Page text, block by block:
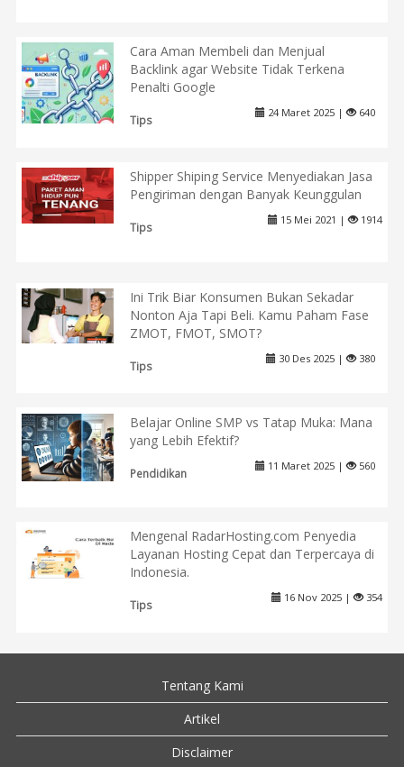
Cara Aman Membeli dan Menjual
Backlink agar Website Tidak Terkena
Penalti Google
Tips
24 Maret 2025 | 640
Shipper Shiping Service Menyediakan Jasa
Pengiriman dengan Banyak Keunggulan
Tips
15 Mei 2021 | 1914
Ini Trik Biar Konsumen Bukan Sekadar
Nonton Aja Tapi Beli. Kamu Paham Fase
ZMOT, FMOT, SMOT?
Tips
30 Des 2025 | 380
Belajar Online SMP vs Tatap Muka: Mana
yang Lebih Efektif?
Pendidikan
11 Maret 2025 | 560
Mengenal RadarHosting.com Penyedia
Layanan Hosting Cepat dan Terpercaya di
Indonesia.
Tips
16 Nov 2025 | 354
Tentang Kami
Artikel
Disclaimer